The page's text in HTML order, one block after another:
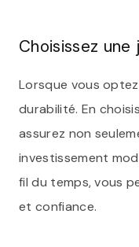
Choisissez
Lorsque vous
durabilité. En
assurez non
investissement
fil du temps, vous
et confiance.